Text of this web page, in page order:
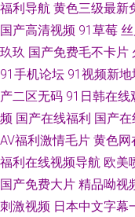
福利导航 黄色三级最新
国产高清视频 91草莓
玖玖 国产免费毛不卡片
91手机论坛 91视频新地
产二区无码 91日韩在线
频 国产在线福利 国产
AV福利激情毛片 黄色网
福利在线视频导航 欧美
国产免费大片 精品呦视
刺激视频 日本中文字幕